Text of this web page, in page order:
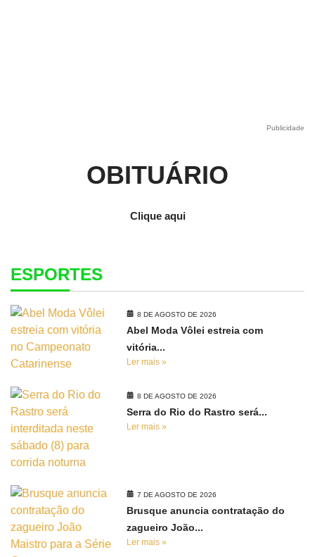
Publicidade
OBITUÁRIO
Clique aqui
ESPORTES
8 DE AGOSTO DE 2026
Abel Moda Vôlei estreia com
vitória...
Ler mais »
8 DE AGOSTO DE 2026
Serra do Rio do Rastro será...
Ler mais »
7 DE AGOSTO DE 2026
Brusque anuncia contratação do
zagueiro João...
Ler mais »